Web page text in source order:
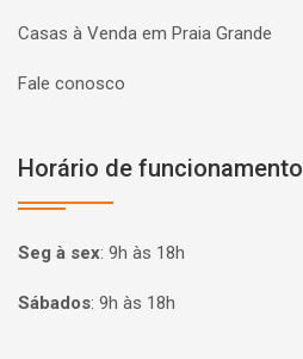
Casas à Venda em Praia Grande
Fale conosco
Horário de funcionamento
Seg à sex: 9h às 18h
Sábados: 9h às 18h